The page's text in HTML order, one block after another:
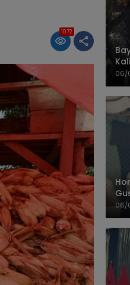
1072
06/
06/